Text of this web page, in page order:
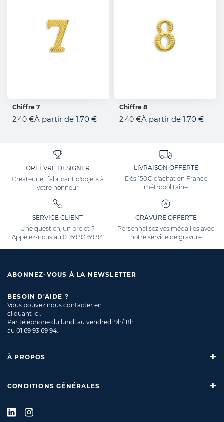
AJOUTER AU PANIER
Chiffre 7
2,40 €À partir de 1,70 €
AJOUTER AU PANIER
Chiffre 8
2,40 €À partir de 1,70 €
ORFÈVRE DESIGNER
Créateur et fabricant d'objets à
votre honneur
LIVRAISON OFFERTE
Dès 150€ d'achat en France
métropolitaine
SERVICE CLIENT
Une question, un projet ?
Appelez-nous au01 69 93 69 94
GRAVURE OFFERTE
Personnalisez vos médailles avec
notre service de gravure
ABONNEZ-VOUS À LA NEWSLETTER
BESOIN D'AIDE ?
Vous pouvez nous contacter en
cliquant ici.
Par téléphone du lundi au vendredi 9h/18h
au 01 69 93 69 94.
À PROPOS
CONDITIONS GÉNÉRALES